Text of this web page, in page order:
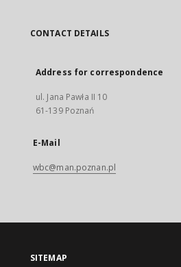
CONTACT DETAILS
Address for correspondence
ul. Jana Pawła II 10
61-139 Poznań
E-Mail
wbc@man.poznan.pl
SITEMAP